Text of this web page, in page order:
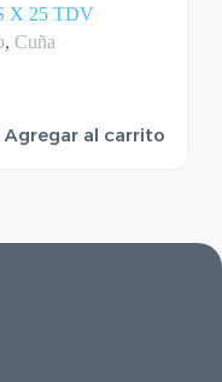
X 25 TDV
, Cuña
Agregar al carrito